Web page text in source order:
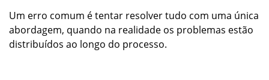
Um erro comum é tentar resolver tudo com uma única
abordagem, quando na realidade os problemas estão
distribuídos ao longo do processo.